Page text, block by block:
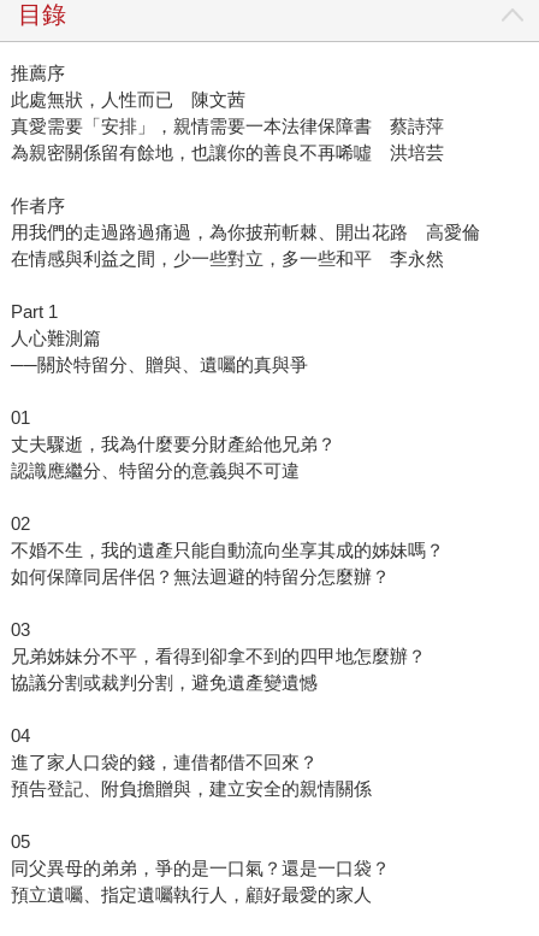
目錄
推薦序
此處無狀，人性而已 陳文茜
真愛需要「安排」，親情需要一本法律保障書 蔡詩萍
為親密關係留有餘地，也讓你的善良不再唏噓 洪培芸
作者序
用我們的走過路過痛過，為你披荊斬棘、開出花路 高愛倫
在情感與利益之間，少一些對立，多一些和平 李永然
Part 1
人心難測篇
──關於特留分、贈與、遺囑的真與爭
01
丈夫驟逝，我為什麼要分財產給他兄弟？
認識應繼分、特留分的意義與不可違
02
不婚不生，我的遺產只能自動流向坐享其成的姊妹嗎？
如何保障同居伴侶？無法迴避的特留分怎麼辦？
03
兄弟姊妹分不平，看得到卻拿不到的四甲地怎麼辦？
協議分割或裁判分割，避免遺產變遺憾
04
進了家人口袋的錢，連借都借不回來？
預告登記、附負擔贈與，建立安全的親情關係
05
同父異母的弟弟，爭的是一口氣？還是一口袋？
預立遺囑、指定遺囑執行人，顧好最愛的家人